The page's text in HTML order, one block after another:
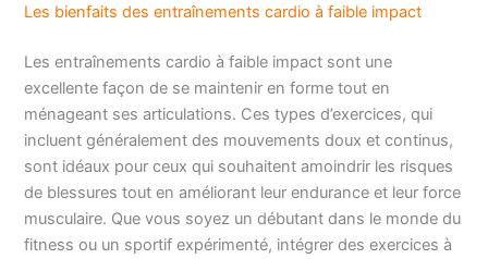
Les bienfaits des entraînements cardio à faible impact
Les entraînements cardio à faible impact sont une
excellente façon de se maintenir en forme tout en
ménageant ses articulations. Ces types d’exercices, qui
incluent généralement des mouvements doux et continus,
sont idéaux pour ceux qui souhaitent amoindrir les risques
de blessures tout en améliorant leur endurance et leur force
musculaire. Que vous soyez un débutant dans le monde du
fitness ou un sportif expérimenté, intégrer des exercices à